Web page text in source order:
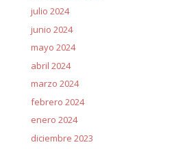
julio 2024
junio 2024
mayo 2024
abril 2024
marzo 2024
febrero 2024
enero 2024
diciembre 2023